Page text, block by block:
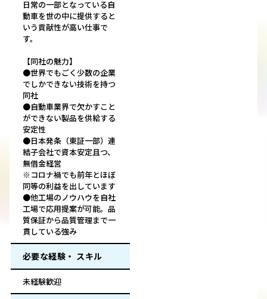
日常の一部となっている自
動車を世の中に提供すると
いう貢献性が高い仕事で
す。
【同社の魅力】
●世界でもごく少数の企業
でしかできない技術を持つ
同社
●自動車業界で欠かすこと
ができない製品を供給する
安定性
●日本発条（東証一部）連
結子会社で資本安定且つ、
無借金経営
※コロナ禍でも前年とほぼ
同等の利益を出しています
●他工場のノウハウを自社
工場で応用提案が可能。品
質保証から品質管理まで一
貫している強み
必要な経験・ スキル
未経験歓迎